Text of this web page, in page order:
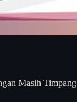
Masih Timpang